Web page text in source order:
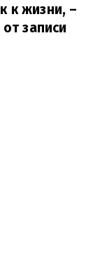
к жизни, –
записи